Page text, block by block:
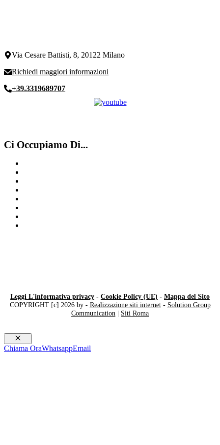
Via Cesare Battisti, 8, 20122 Milano
Richiedi maggiori informazioni
+39.3319689707
Ci Occupiamo Di...
Leggi L'informativa privacy - Cookie Policy (UE) - Mappa del Sito
COPYRIGHT [c] 2026 by - Realizzazione siti internet- Solution Group
Communication | Siti Roma
Chiudi
Chiama OraWhatsappEmail